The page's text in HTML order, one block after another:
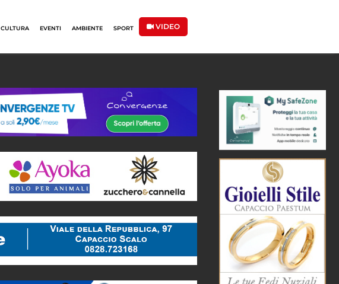
CULTURA EVENTI AMBIENTE SPORT VIDEO